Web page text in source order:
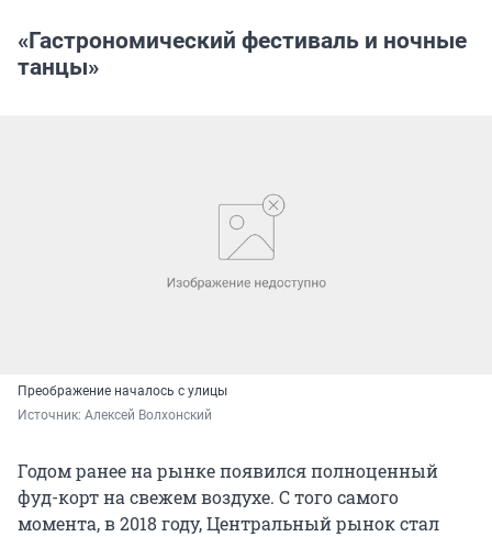
«Гастрономический фестиваль и ночные
танцы»
Преображение началось с улицы
Источник: Алексей Волхонский
Годом ранее на рынке появился полноценный
фуд-корт на свежем воздухе. С того самого
момента, в 2018 году, Центральный рынок стал